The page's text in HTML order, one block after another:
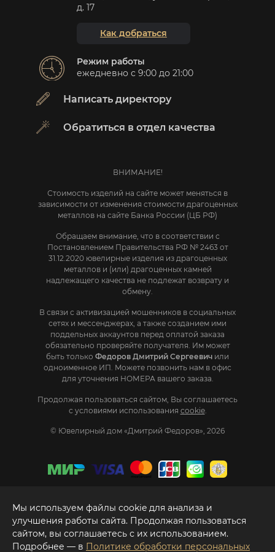
д. 17
Как добраться
Режим работы
ежедневно с 9:00 до 21:00
Написать директору
Обратиться в отдел качества
ВНИМАНИЕ!
Стоимость изделий на сайте может меняться в
зависимости от изменения стоимости драгоценных
металлов на сайте Банка России (ЦБ РФ)
Обращаем внимание, что в соответствии с
Постановлением Правительства РФ № 2463 от
31.12.2020 ювелирные изделия из драгоценных
металлов и (или) драгоценных камней
надлежащего качества не подлежат возврату и
обмену.
В связи с активизацией мошенников в социальных
сетях и мессенджерах, а также созданием ими
поддельных аккаунтов перед оплатой заказа
обязательно проверяйте получателя. Им может
быть только Федоров Дмитрий Сергеевич или
одноименное ИП. Mожете позвонить нам в офис
для уточнения НОМЕРА вашего заказа.
Продолжая пользоваться сайтом, Вы соглашаетесь
с условиями использования cookie.
© Ювелирный дом «Дмитрий Федоров», 2026
Мы используем файлы cookie для анализа и
улучшения работы сайта. Продолжая пользоваться
сайтом, вы соглашаетесь с их использованием.
Подробнее — в Политике обработки персональных